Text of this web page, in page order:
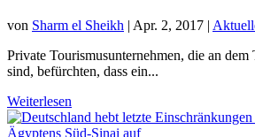
von Sharm el Sheikh | Apr. 2, 2017 |
Private Tourismusunternehmen, die an dem
sind, befürchten, dass ein...
Weiterlesen